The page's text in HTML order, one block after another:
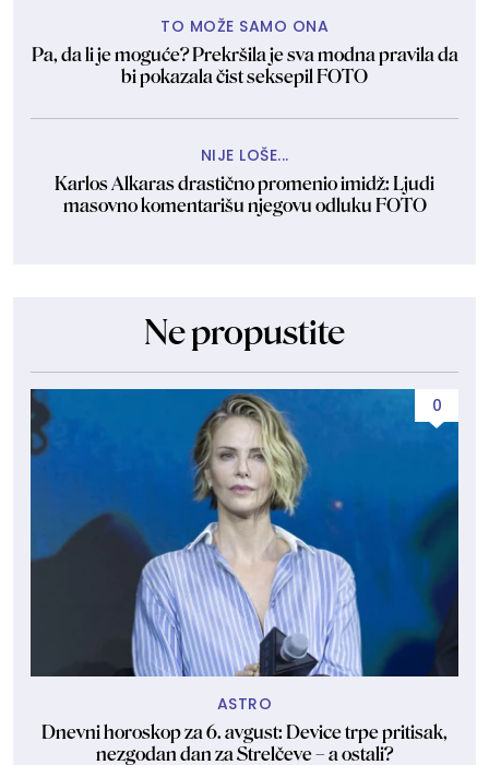
TO MOŽE SAMO ONA
Pa, da li je moguće? Prekršila je sva modna pravila da
bi pokazala čist seksepil FOTO
NIJE LOŠE...
Karlos Alkaras drastično promenio imidž: Ljudi
masovno komentarišu njegovu odluku FOTO
Ne propustite
0
ASTRO
Dnevni horoskop za 6. avgust: Device trpe pritisak,
nezgodan dan za Strelčeve – a ostali?